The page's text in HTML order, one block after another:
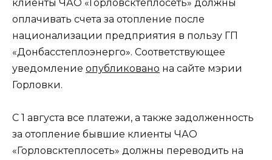
клиенты ЧАО «Горловсктеплосеть» должны
оплачивать счета за отопление после
национализации предприятия в пользу ГП
«Донбасстеплоэнерго». Соответствующее
уведомление опубликовано на сайте мэрии
Горловки.
С 1 августа все платежи, а также задолженность
за отопление бывшие клиенты ЧАО
«Горловсктеплосеть» должны переводить на